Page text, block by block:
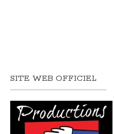
SITE WEB OFFICIEL